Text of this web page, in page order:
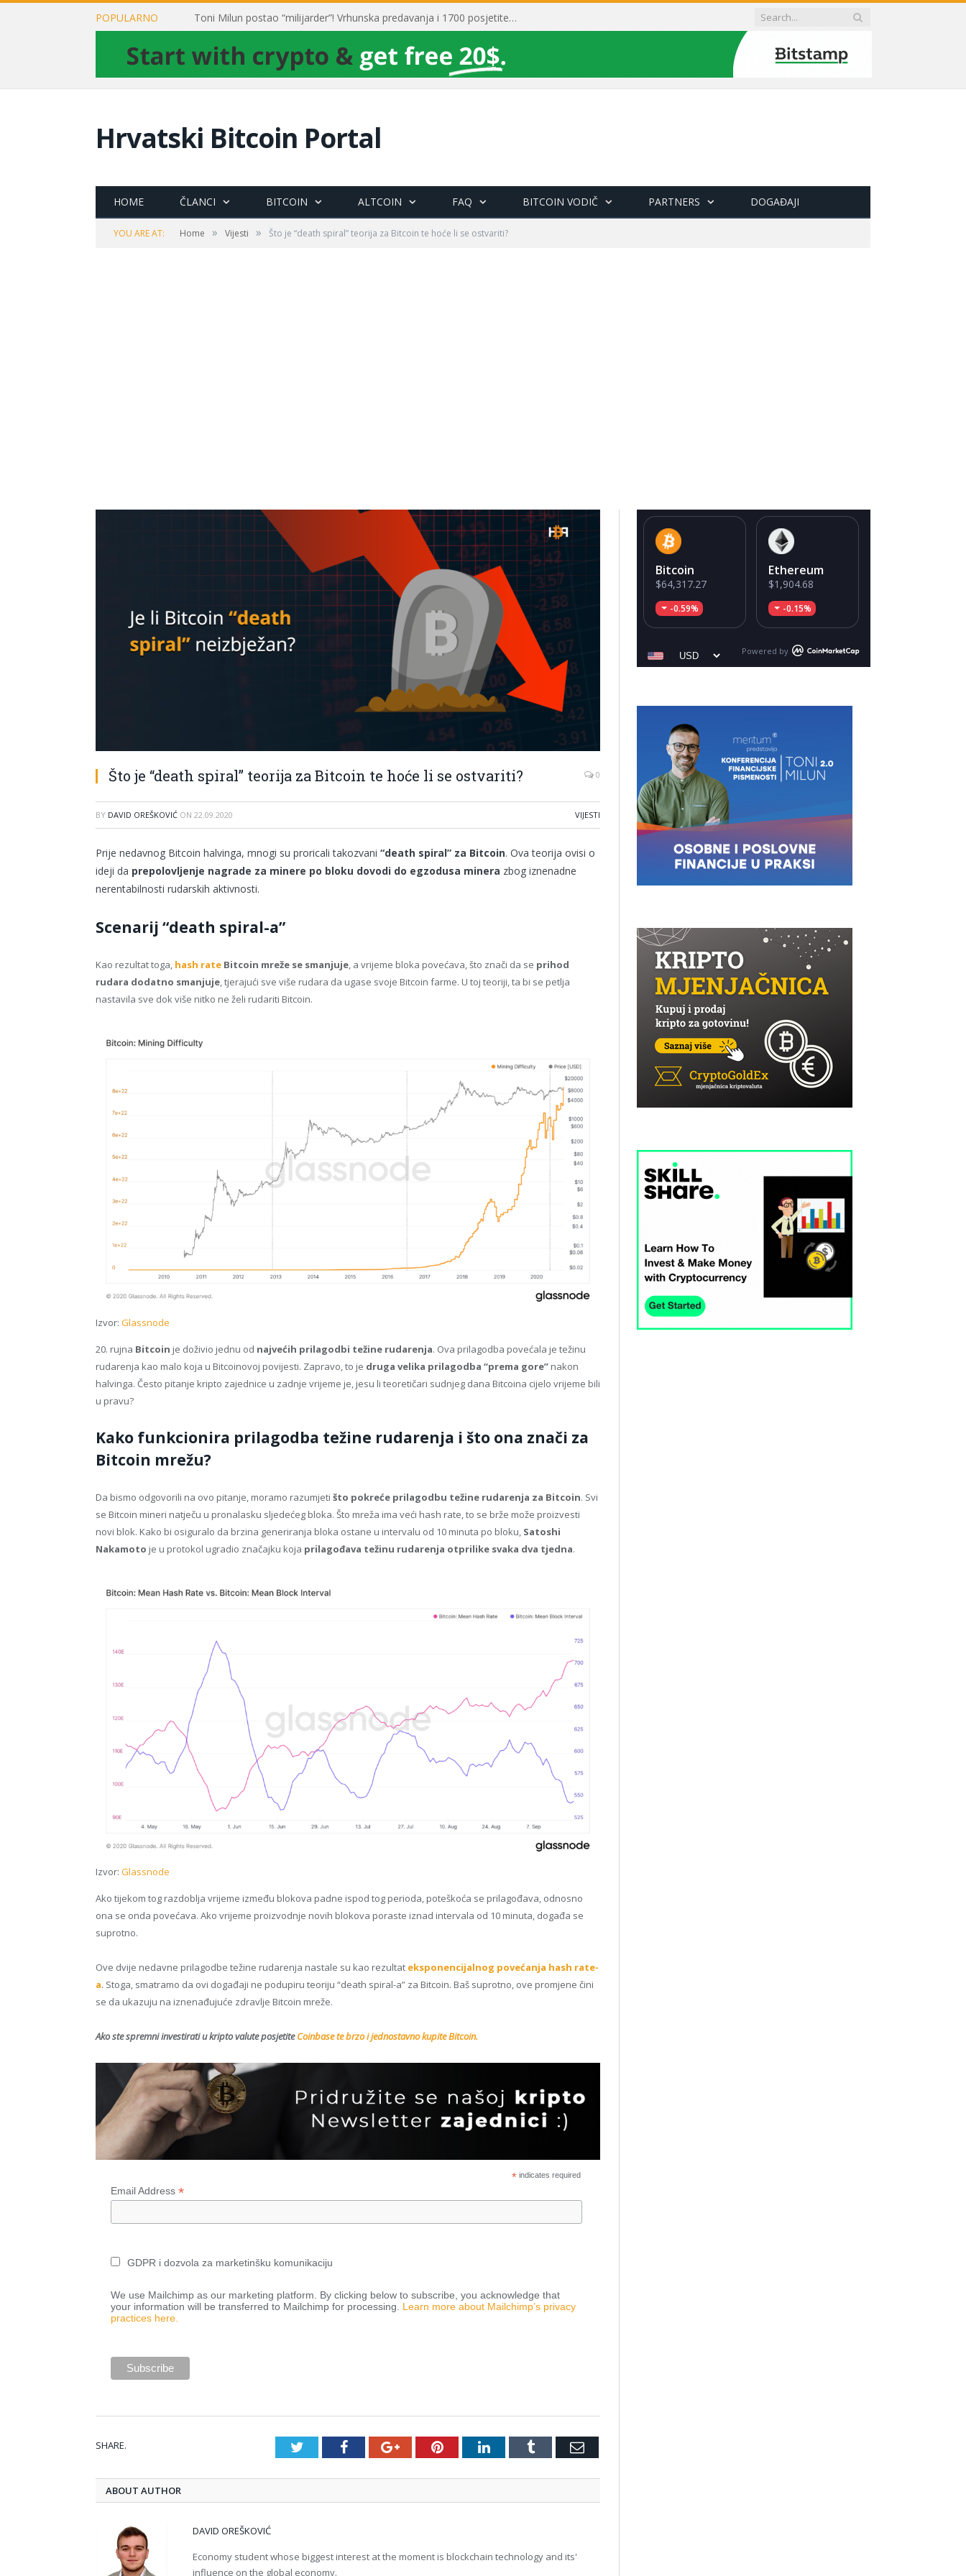
POPULARNO Toni Milun postao “milijarder”! Vrhunska predavanja i 1700 posjetitelja obilježili su mjesec financijske pismenosti
Hrvatski Bitcoin Portal
HOME ČLANCI BITCOIN ALTCOIN FAQ BITCOIN VODIČ PARTNERS DOGAĐAJI
YOU ARE AT: Home » Vijesti » Što je “death spiral” teorija za Bitcoin te hoće li se ostvariti?
Što je “death spiral” teorija za Bitcoin te hoće li se ostvariti? 0
BY DAVID OREŠKOVIĆ ON 22.09.2020 VIJESTI
Prije nedavnog Bitcoin halvinga, mnogi su proricali takozvani “death spiral” za Bitcoin. Ova teorija ovisi o
ideji da prepolovljenje nagrade za minere po bloku dovodi do egzodusa minera zbog iznenadne
nerentabilnosti rudarskih aktivnosti.
Scenarij “death spiral-a”
Kao rezultat toga, hash rate Bitcoin mreže se smanjuje, a vrijeme bloka povećava, što znači da se prihod
rudara dodatno smanjuje, tjerajući sve više rudara da ugase svoje Bitcoin farme. U toj teoriji, ta bi se petlja
nastavila sve dok više nitko ne želi rudariti Bitcoin.
Izvor: Glassnode
20. rujna Bitcoin je doživio jednu od najvećih prilagodbi težine rudarenja. Ova prilagodba povećala je težinu
rudarenja kao malo koja u Bitcoinovoj povijesti. Zapravo, to je druga velika prilagodba “prema gore” nakon
halvinga. Često pitanje kripto zajednice u zadnje vrijeme je, jesu li teoretičari sudnjeg dana Bitcoina cijelo vrijeme bili
u pravu?
Kako funkcionira prilagodba težine rudarenja i što ona znači za
Bitcoin mrežu?
Da bismo odgovorili na ovo pitanje, moramo razumjeti što pokreće prilagodbu težine rudarenja za Bitcoin. Svi
se Bitcoin mineri natječu u pronalasku sljedećeg bloka. Što mreža ima veći hash rate, to se brže može proizvesti
novi blok. Kako bi osiguralo da brzina generiranja bloka ostane u intervalu od 10 minuta po bloku, Satoshi
Nakamoto je u protokol ugradio značajku koja prilagođava težinu rudarenja otprilike svaka dva tjedna.
Izvor: Glassnode
Ako tijekom tog razdoblja vrijeme između blokova padne ispod tog perioda, poteškoća se prilagođava, odnosno
ona se onda povećava. Ako vrijeme proizvodnje novih blokova poraste iznad intervala od 10 minuta, događa se
suprotno.
Ove dvije nedavne prilagodbe težine rudarenja nastale su kao rezultat eksponencijalnog povećanja hash rate-
a. Stoga, smatramo da ovi događaji ne podupiru teoriju “death spiral-a” za Bitcoin. Baš suprotno, ove promjene čini
se da ukazuju na iznenađujuće zdravlje Bitcoin mreže.
Ako ste spremni investirati u kripto valute posjetiteCoinbase te brzo i jednostavno kupite Bitcoin.
*indicates required
Email Address*
GDPR i dozvola za marketinšku komunikaciju
We use Mailchimp as our marketing platform. By clicking below to subscribe, you acknowledge that
your information will be transferred to Mailchimp for processing. Learn more about Mailchimp’s privacy
practices here.
SHARE. TwitterFacebookGoogle+PinterestLinkedInTumblr Email
ABOUT AUTHOR
DAVID OREŠKOVIĆ
Economy student whose biggest interest at the moment is blockchain technology and its'
influence on the global economy.
Bitcoin
$64,317.27
-0.59%
Ethereum
$1,904.68
-0.15%
Powered by